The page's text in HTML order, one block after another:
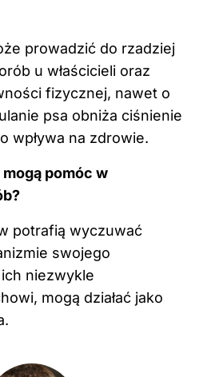
prowadzić do rzadziej
u właścicieli oraz
fizycznej, nawet o
psa obniża ciśnienie
wpływa na zdrowie.
pomóc w
potrafią wyczuwać
swojego
ich niezwykle
mogą działać jako